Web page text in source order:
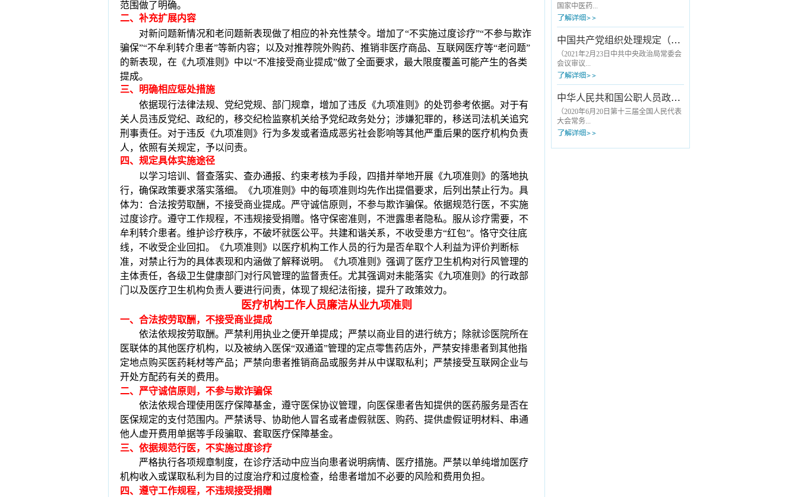
入医保“双通道”管理的定点零售药店外，
严禁安排患者到其他指定地点购买医药
务并从中谋取私利；严禁接受互联网企
业与开处方配药有关的费用。二、严守
诚信原则，不参与欺诈骗保。依法依规
合理使用医疗保障基金，遵守医保协议
管理，向医保...
国家中医药...
局联合发布《关于印发医疗机构工作人
员廉洁从业九项准则的通知》，对为广
大医务人员划清了基本行为底线。《九
项准则》公布实施后，原国家卫生计生
委与国家中医药管理局2013年12月联合
设“九不准”的通知》（以下简称“九不
准”）同时废止。《九项准则》是在“九不
准”从严治理内核基础上，从内容到形式
的升级完善，具体表现为：一、涵盖
“九...
中国共产党组织处理规定（试行）
（2021年2月23日中共中央政治局常委会
会议审议...
批准，2021年3月19日中共中央办公厅发
布）第一条 为了落实全面从严治党要
求，规范组织处理工作，根据《中国共
产党章程》和有关党内法规，制定本规
定。第二条 组织处理工作坚持以习近
导，贯彻新时代党的建设总要求和新时
中华人民共和国公职人员政务处分法
（2020年6月20日第十三届全国人民代表
大会常务...
委员会第十九次会议通过） 第一
范围做了明确。
二、 补充扩展内容
对新问题新情况和老问题新表现做了相应的补充性禁令。增加了“不实施过度诊疗”“不参与欺诈
骗保”“不牟利转介患者”等新内容；以及对推荐院外购药、推销非医疗商品、互联网医疗等“老问题”
的新表现，在《九项准则》中以“不准接受商业提成”做了全面要求，最大限度覆盖可能产生的各类
提成。
三、 明确相应惩处措施
依据现行法律法规、党纪党规、部门规章，增加了违反《九项准则》的处罚参考依据。对于有
关人员违反党纪、政纪的，移交纪检监察机关给予党纪政务处分；涉嫌犯罪的，移送司法机关追究
刑事责任。对于违反《九项准则》行为多发或者造成恶劣社会影响等其他严重后果的医疗机构负责
人，依照有关规定，予以问责。
四、 规定具体实施途径
以学习培训、督查落实、查办通报、约束考核为手段，四措并举地开展《九项准则》的落地执
行，确保政策要求落实落细。
《九项准则》中的每项准则均先作出提倡要求，后列出禁止行为。具
体为：合法按劳取酬，不接受商业提成。严守诚信原则，不参与欺诈骗保。依据规范行医，不实施
过度诊疗。遵守工作规程，不违规接受捐赠。恪守保密准则，不泄露患者隐私。服从诊疗需要，不
牟利转介患者。维护诊疗秩序，不破坏就医公平。共建和谐关系，不收受患方“红包”。恪守交往底
线，不收受企业回扣。
《九项准则》以医疗机构工作人员的行为是否牟取个人利益为评价判断标
准，对禁止行为的具体表现和内涵做了解释说明。《九项准则》强调了医疗卫生机构对行风管理的
主体责任，各级卫生健康部门对行风管理的监督责任。尤其强调对未能落实《九项准则》的行政部
门以及医疗卫生机构负责人要进行问责，体现了规纪法衔接，提升了政策效力。
医疗机构工作人员廉洁从业九项准则
一、合法按劳取酬，不接受商业提成
依法依规按劳取酬。严禁利用执业之便开单提成；严禁以商业目的进行统方；除就诊医院所在
医联体的其他医疗机构，以及被纳入医保“双通道”管理的定点零售药店外，严禁安排患者到其他指
定地点购买医药耗材等产品；严禁向患者推销商品或服务并从中谋取私利；严禁接受互联网企业与
开处方配药有关的费用。
二、严守诚信原则，不参与欺诈骗保
依法依规合理使用医疗保障基金，遵守医保协议管理，向医保患者告知提供的医药服务是否在
医保规定的支付范围内。严禁诱导、协助他人冒名或者虚假就医、购药、提供虚假证明材料、串通
他人虚开费用单据等手段骗取、套取医疗保障基金。
三、依据规范行医，不实施过度诊疗
严格执行各项规章制度，在诊疗活动中应当向患者说明病情、医疗措施。严禁以单纯增加医疗
机构收入或谋取私利为目的过度治疗和过度检查，给患者增加不必要的风险和费用负担。
四、遵守工作规程，不违规接受捐赠